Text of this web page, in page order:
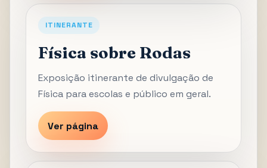
ITINERANTE
Física sobre Rodas
Exposição itinerante de divulgação de
Física para escolas e público em geral.
Ver página